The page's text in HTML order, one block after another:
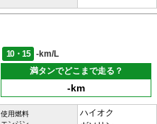
10・15
-km/L
満タンでどこまで走る？
-km
使用燃料
ハイオク